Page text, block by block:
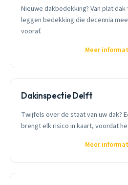
Nieuwe dakbedekking? Van plat
leggen bedekking die decennia
vooraf.
Meer
Dakinspectie Delft
Twijfels over de staat van uw dak?
brengt elk risico in kaart, voordat
Meer